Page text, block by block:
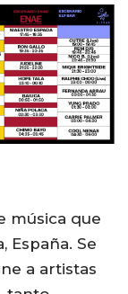
música que
España. Se
a artistas